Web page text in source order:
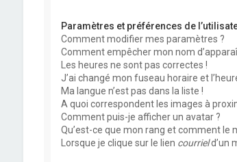
Paramètres et préférences de
Comment modifier mes paramètres ?
Comment empêcher mon nom
Les heures ne sont pas correctes !
J’ai changé mon fuseau horaire et
Ma langue n’est pas dans la liste !
A quoi correspondent les images à
Comment puis-je afficher un avatar ?
Qu’est-ce que mon rang et comment le
Lorsque je clique sur le lien courrield’un